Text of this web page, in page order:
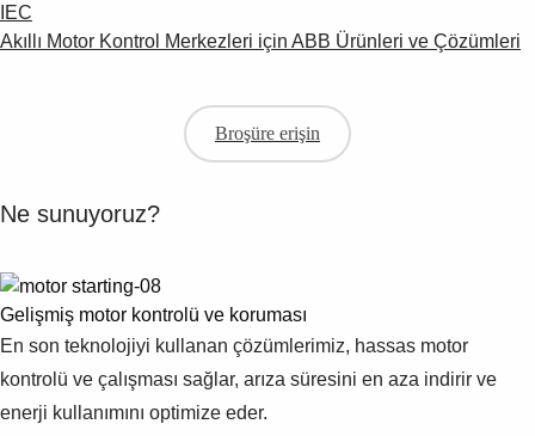
IEC
Akıllı Motor Kontrol Merkezleri için ABB Ürünleri ve Çözümleri
Broşüre erişin
Ne sunuyoruz?
Gelişmiş motor kontrolü ve koruması
En son teknolojiyi kullanan çözümlerimiz, hassas motor
kontrolü ve çalışması sağlar, arıza süresini en aza indirir ve
enerji kullanımını optimize eder.